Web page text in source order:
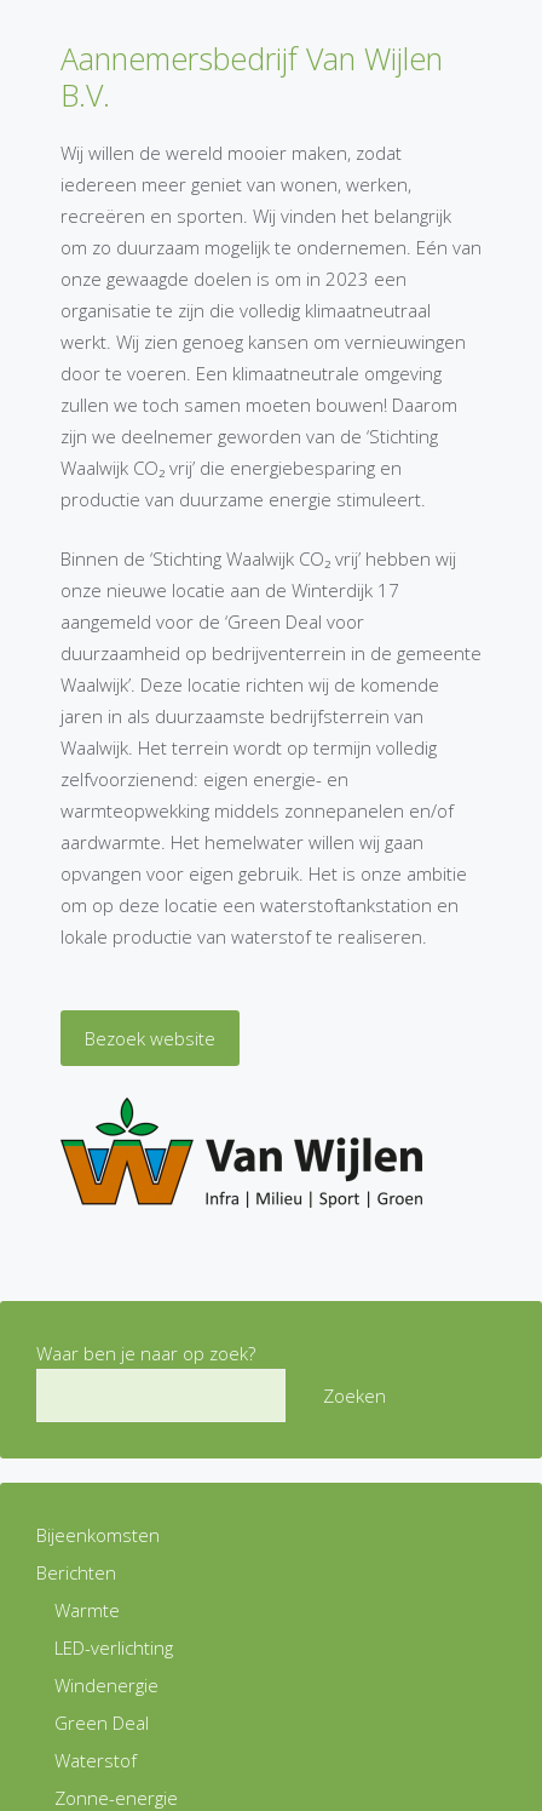
Aannemersbedrijf Van Wijlen
B.V.
Wij willen de wereld mooier maken, zodat
iedereen meer geniet van wonen, werken,
recreëren en sporten. Wij vinden het belangrijk
om zo duurzaam mogelijk te ondernemen. Eén van
onze gewaagde doelen is om in 2023 een
organisatie te zijn die volledig klimaatneutraal
werkt. Wij zien genoeg kansen om vernieuwingen
door te voeren. Een klimaatneutrale omgeving
zullen we toch samen moeten bouwen! Daarom
zijn we deelnemer geworden van de ‘Stichting
Waalwijk CO₂ vrij’ die energiebesparing en
productie van duurzame energie stimuleert.
Binnen de ‘Stichting Waalwijk CO₂ vrij’ hebben wij
onze nieuwe locatie aan de Winterdijk 17
aangemeld voor de ‘Green Deal voor
duurzaamheid op bedrijventerrein in de gemeente
Waalwijk’. Deze locatie richten wij de komende
jaren in als duurzaamste bedrijfsterrein van
Waalwijk. Het terrein wordt op termijn volledig
zelfvoorzienend: eigen energie- en
warmteopwekking middels zonnepanelen en/of
aardwarmte. Het hemelwater willen wij gaan
opvangen voor eigen gebruik. Het is onze ambitie
om op deze locatie een waterstoftankstation en
lokale productie van waterstof te realiseren.
Bezoek website
Waar ben je naar op zoek?
Zoeken
Bijeenkomsten
Berichten
Warmte
LED-verlichting
Windenergie
Green Deal
Waterstof
Zonne-energie